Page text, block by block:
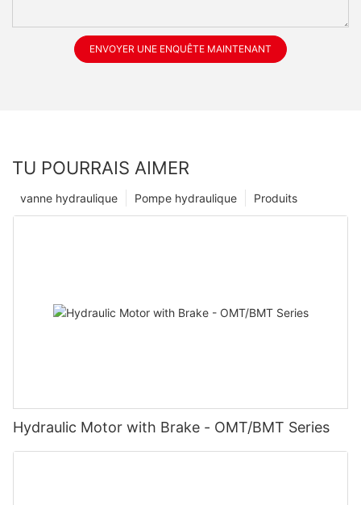
ENVOYER UNE ENQUÊTE MAINTENANT
TU POURRAIS AIMER
Produits
Pompe hydraulique
vanne hydraulique
Hydraulic Motor with Brake - OMT/BMT Series